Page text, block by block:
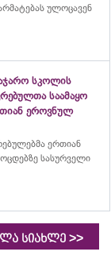
ულოცავენ
სკოლის
საამაყო
ეროვნულ
ერთიან
სასურველი
სიახლე >>